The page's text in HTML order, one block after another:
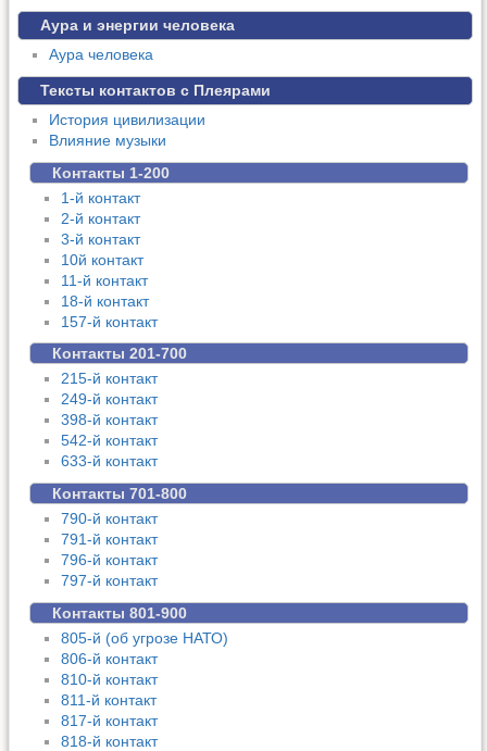
Аура и энергии человека
Аура человека
Тексты контактов с Плеярами
История цивилизации
Влияние музыки
Контакты 1-200
1-й контакт
2-й контакт
3-й контакт
10й контакт
11-й контакт
18-й контакт
157-й контакт
Контакты 201-700
215-й контакт
249-й контакт
398-й контакт
542-й контакт
633-й контакт
Контакты 701-800
790-й контакт
791-й контакт
796-й контакт
797-й контакт
Контакты 801-900
805-й (об угрозе НАТО)
806-й контакт
810-й контакт
811-й контакт
817-й контакт
818-й контакт